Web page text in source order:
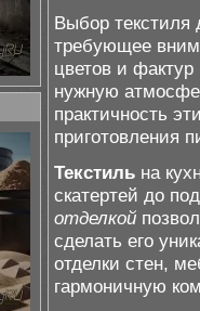
Выбор текстиля
требующее
цветов и
нужную
практичность
приготовления
Текстиль на
скатертей до
отделкой
сделать его
отделки стен,
гармоничную